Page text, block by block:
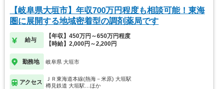
【岐阜県大垣市】年収700万円程度も相談可能！東海
圏に展開する地域密着型の調剤薬局です
給与
【年収】450万円～650万円程度
【時給】2,000円～2,200円
勤務地 岐阜県 大垣市
アクセス
ＪＲ東海道本線(熱海－米原) 大垣駅
樽見鉄道 大垣駅…ほか